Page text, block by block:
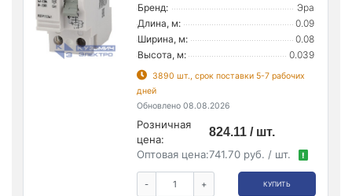
Бренд:
Эра
Длина, м:
0.09
Ширина, м:
0.08
Высота, м:
0.039
3890 шт., срок поставки 5-7 рабочих
дней
Обновлено 08.08.2026
Розничная
цена:
824.11 / шт.
Оптовая цена:741.70 руб. / шт. !
- + КУПИТЬ